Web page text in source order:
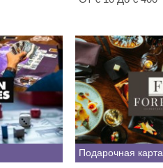
Подарочная карта